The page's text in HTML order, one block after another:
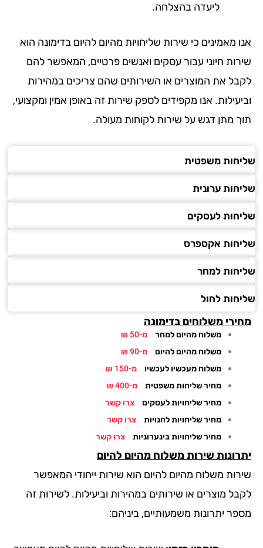
ליעדה בהצלחה.
מאמינים כי שירות שליחויות מהיום להיום בדימונה הוא
חיוני עבור עסקים ואנשים פרטיים, המאפשר להם
את המוצרים או השירותים שהם צריכים במהירות
אנו מקפידים לספק שירות זה באופן אמין ומקצועי,
מתן דגש על שירות לקוחות מעולה.
משפטית
ערונית
לעסקים
אקספרס
למחר
לחול
משלוחים בדימונה
משלוח מהיום למחר
מ-50 ₪
משלוח מהיום להיום
מ-90 ₪
משלוח מעכשיו לעכשיו
מ-150 ₪
מחיר שליחות משפטית
מ-400 ₪
מחיר שליחויות לעסקים
צרו קשר
מחיר שליחויות לחנויות
צרו קשר
מחיר שליחויות בינערוניות
צרו קשר
שירות משלוח מהיום להיום
משלוח מהיום להיום הוא שירות ייחודי המאפשר
מוצרים או שירותים במהירות וביעילות. לשירות זה
יתרונות משמעותיים, ביניהם: